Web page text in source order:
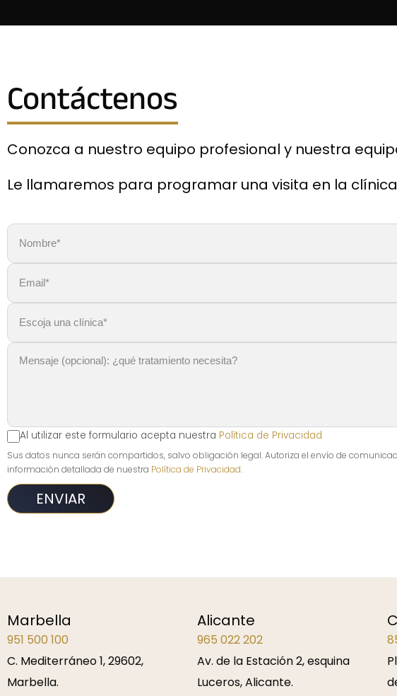
Contáctenos
Conozca a nuestro equipo profesional y nuestra
Le llamaremos para programar una visita en la
Al utilizar este formulario acepta nuestra Política de Privacidad
Sus datos nunca serán compartidos, salvo obligación legal. Autoriza el envío de
información detallada de nuestra Política de Privacidad.
Marbella
951 500 100
C. Mediterráneo 1, 29602,
Marbella.
Alicante
965 022 202
Av. de la Estación 2, esquina
Luceros, Alicante.